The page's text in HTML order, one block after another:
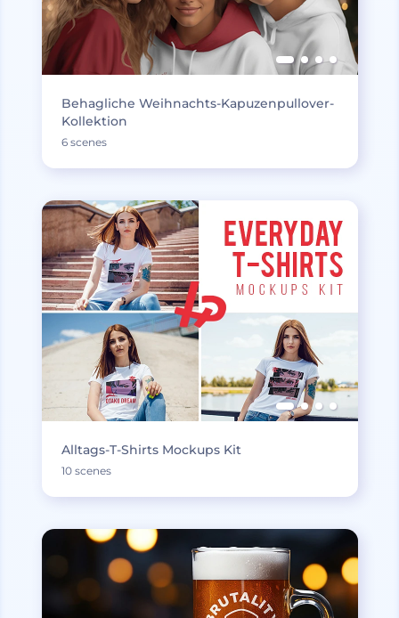
Behagliche Weihnachts-Kapuzenpullover-
Kollektion
6 scenes
Alltags-T-Shirts Mockups Kit
10 scenes